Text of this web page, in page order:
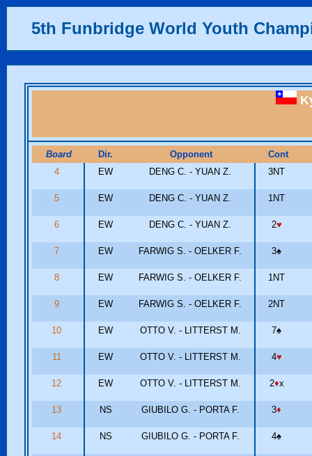
5th Funbridge World Youth
Board Dir. Opponent
Cont
4
EW DENG C. - YUAN Z. 3NT
5 EW DENG C. - YUAN Z. 1NT
6 EW DENG C. - YUAN Z. 2♥
7 EW FARWIG S. - OELKER F. 3♠
8 EW FARWIG S. - OELKER F. 1NT
9 EW FARWIG S. - OELKER F. 2NT
10 EW OTTO V. - LITTERST M. 7♠
11 EW OTTO V. - LITTERST M. 4♥
12 EW OTTO V. - LITTERST M. 2♦x
13 NS GIUBILO G. - PORTA F. 3♦
14 NS GIUBILO G. - PORTA F. 4♠